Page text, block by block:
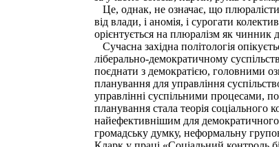
Це, однак, не означає, що
від влади, і аномія, і сурогати
орієнтується на плюралізм як чинник
Сучасна західна політологія
ліберально-демократичному
поєднати з демократією, головними
планування для управління
управлінні суспільними процесами,
планування стала теорія
найефективнішим для
громадську думку, неформальну